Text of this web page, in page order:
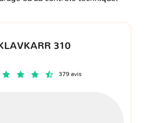
310
379 avis